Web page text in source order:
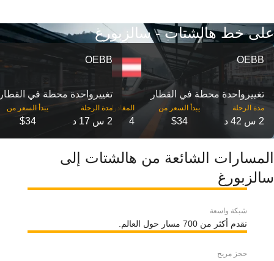
على خط هالشتات - سالزبورغ
OEBB
تغییرواحدة محطة في القطار
مدة الرحلة
2 س 42 د $34
4
OEBB
تغییرواحدة محطة في
مدة الرحلة
2 س 17 د $34
المسارات الشائعة من هالشتات إلى
سالزبورغ
شبكة واسعة
نقدم أكثر من 700 مسار حول العالم.
حجز مريح